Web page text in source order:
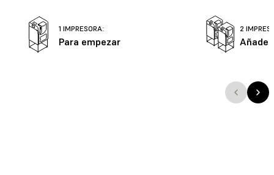
1 IMPRESORA:
Para empezar
2
Añade